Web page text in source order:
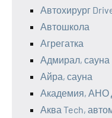
Автохирург
Автошкола
Агрегатка
Адмирал, сауна
Айра, сауна
Академия,
Аква Tech,